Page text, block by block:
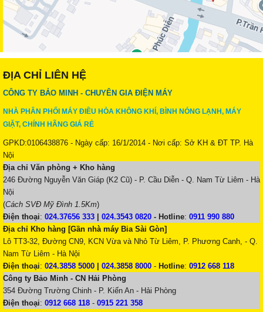
ĐỊA CHỈ LIÊN HỆ
CÔNG TY BẢO MINH - CHUYÊN GIA ĐIỆN MÁY
NHÀ PHÂN PHỐI MÁY ĐIỀU HÒA KHÔNG KHÍ, BÌNH NÓNG LẠNH, MÁY
GIẶT, CHÍNH HÃNG GIÁ RẺ
GPKD:0106438876 - Ngày cấp: 16/1/2014 - Nơi cấp: Sở KH & ĐT TP. Hà
Nội
Địa chỉ Văn phòng + Kho hàng
246 Đường Nguyễn Văn Giáp (K2 Cũ) - P. Cầu Diễn - Q. Nam Từ Liêm - Hà
Nội
(Cách SVĐ Mỹ Đình 1.5Km)
Điện thoại: 024.37656 333 024.3543 0820 - Hotline: 0911 990 880
Địa chỉ Kho hàng [Gần nhà máy Bia Sài Gòn]
Lô TT3-32, Đường CN9, KCN Vừa và Nhỏ Từ Liêm, P. Phương Canh, - Q.
Nam Từ Liêm - Hà Nội
Điện thoại: 024.3858 5000 024.3858 8000 - Hotline: 0912 668 118
Công ty Bảo Minh - CN Hải Phòng
354 Đường Trường Chinh - P. Kiến An - Hải Phòng
Điện thoại: 0912 668 118 - 0915 221 358